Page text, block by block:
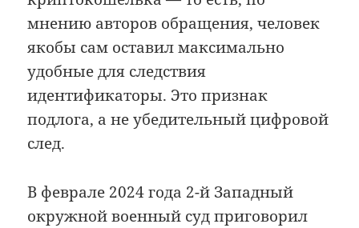
мнению авторов обращения, человек
якобы сам оставил максимально
удобные для следствия
идентификаторы. Это признак
подлога, а не убедительный цифровой
след.
В феврале 2024 года 2-й Западный
окружной военный суд приговорил